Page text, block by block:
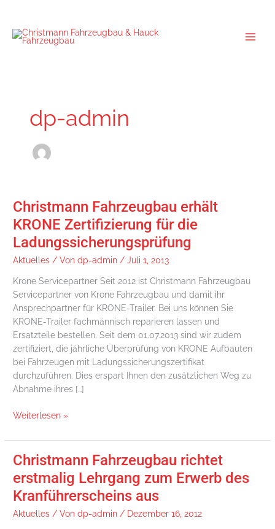
springen
dp-admin
Christmann Fahrzeugbau erhält
KRONE Zertifizierung für die
Ladungssicherungsprüfung
Aktuelles / Vondp-admin /Juli 1, 2013
Krone Servicepartner Seit 2012 ist Christmann Fahrzeugbau
Servicepartner von Krone Fahrzeugbau und damit ihr
Ansprechpartner für KRONE-Trailer. Bei uns können Sie
KRONE-Trailer fachmännisch reparieren lassen und
Ersatzteile bestellen. Seit dem 01.07.2013 sind wir zudem
zertifiziert, die jährliche Überprüfung von KRONE Aufbauten
bei Fahrzeugen mit Ladungssicherungszertifikat
durchzuführen. Dies erspart Ihnen den zusätzlichen Weg zu
Abnahme ihres […]
Christmann
Fahrzeugbau
erhält
KRONE
Zertifizierung
die
Ladungssicherungsprüfung
Weiterlesen »
Christmann Fahrzeugbau richtet
erstmalig Lehrgang zum Erwerb des
Kranführerscheins aus
Aktuelles / Vondp-admin / Dezember 16, 2012
Christmann
Fahrzeugbau
richtet
erstmalig
Lehrgang